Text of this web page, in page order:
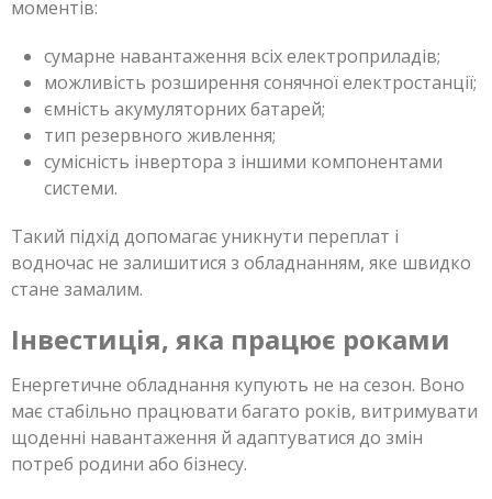
моментів:
сумарне навантаження всіх електроприладів;
можливість розширення сонячної електростанції;
ємність акумуляторних батарей;
тип резервного живлення;
сумісність інвертора з іншими компонентами
системи.
Такий підхід допомагає уникнути переплат і
водночас не залишитися з обладнанням, яке швидко
стане замалим.
Інвестиція, яка працює роками
Енергетичне обладнання купують не на сезон. Воно
має стабільно працювати багато років, витримувати
щоденні навантаження й адаптуватися до змін
потреб родини або бізнесу.